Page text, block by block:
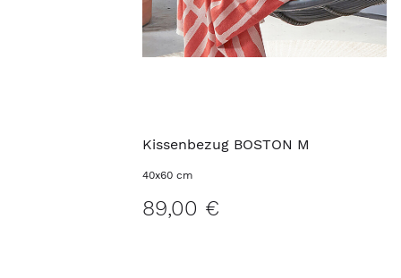
Kissenbezug BOSTON M
40x60 cm
89,00 €